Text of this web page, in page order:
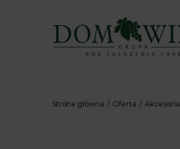
Strona główna Oferta Akcesoria